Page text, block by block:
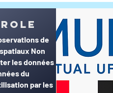
© MUFON France et
de
Non
les données
du
par les